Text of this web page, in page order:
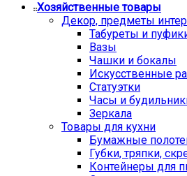
Хозяйственные товары
Декор, предметы
Табуреты и
Вазы
Чашки и бокалы
Искусственные
Статуэтки
Часы и
Зеркала
Товары для кухни
Бумажные
Губки, тряпки,
Контейнеры для